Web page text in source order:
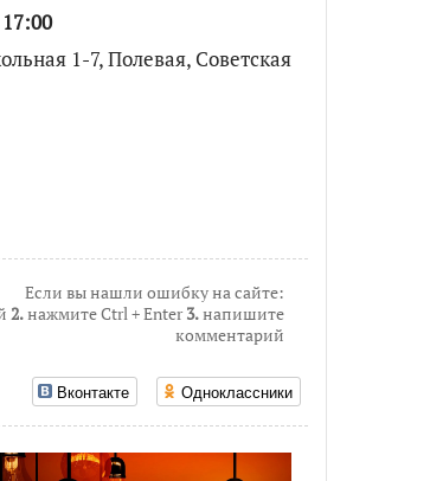
1-7, Полевая, Советская
Если вы нашли ошибку на сайте:
2.нажмите Ctrl + Enter3.напишите
комментарий
Вконтакте Одноклассники